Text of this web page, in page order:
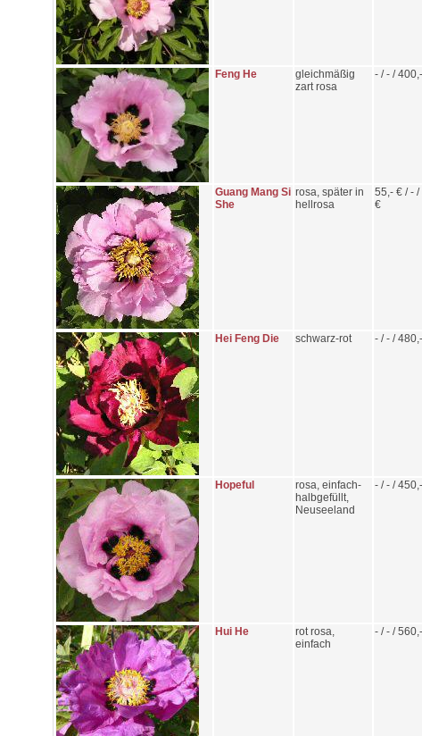
Feng He
gleichmäßig
zart rosa
- / - /
Guang Mang Si
She
rosa, später in
hellrosa
55,- € / -
€
Hei Feng Die schwarz-rot - / - /
Hopeful
rosa, einfach-
halbgefüllt,
Neuseeland
- / - /
Hui He
rot rosa,
einfach
- / - /